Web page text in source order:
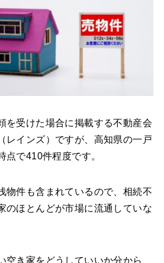
を受けた場合に掲載する不動産会
レインズ）ですが、高知県の一戸
点で410件程度です。
物件も含まれているので、相続不
のほとんどが市場に流通していな
空き家をどうしていいか分から